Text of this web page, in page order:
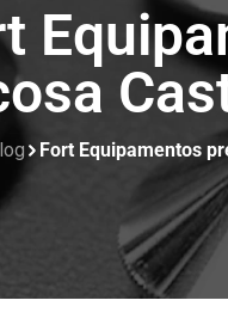
Fort Equipamentos